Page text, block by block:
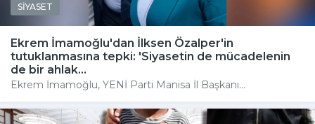
SİYASET
Ekrem İmamoğlu'dan İlksen Özalper'in
tutuklanmasına tepki: 'Siyasetin de mücadelenin
de bir ahlak...
Ekrem İmamoğlu, YENİ Parti Manisa İl Başkanı...